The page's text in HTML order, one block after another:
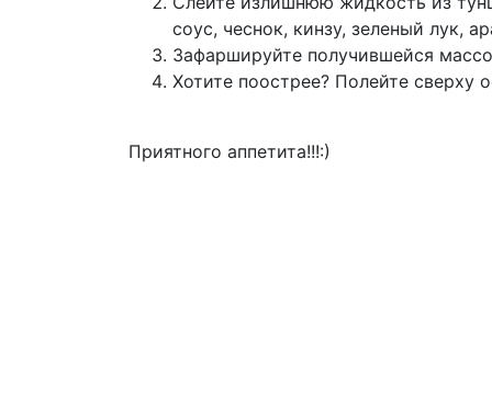
соус, чеснок, кинзу, зеленый лук,
Зафаршируйте получившейся
Хотите поострее? Полейте
Приятного аппетита!!!:)